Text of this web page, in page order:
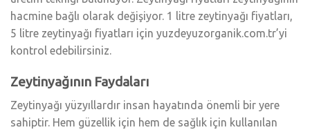
hacmine bağlı olarak değişiyor. 1 litre zeytinyağı fiyatları,
5 litre zeytinyağı fiyatları için yuzdeyuzorganik.com.tr’yi
kontrol edebilirsiniz.
Zeytinyağının Faydaları
Zeytinyağı yüzyıllardır insan hayatında önemli bir yere
sahiptir. Hem güzellik için hem de sağlık için kullanılan